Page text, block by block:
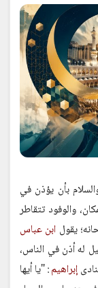
بأن يؤذن في
والوفود تتقاطر
يقول ابن عباس
له أذن في الناس،
إبراهيم: "يا أيها